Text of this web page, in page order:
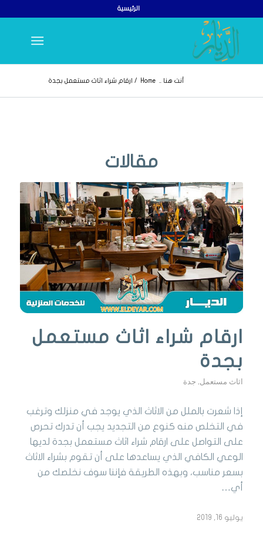
الرئيسية
أنت هنا .. Home
/ ارقام شراء اثاث مستعمل بجدة
مقالات
ارقام شراء اثاث مستعمل
بجدة
اثاث مستعمل, جدة
إذا شعرت بالملل من الاثاث الذي يوجد في منزلك وترغب
في التخلص منه كنوع من التجديد يجب أن تدرك تحرص
على التواصل على ارقام شراء اثاث مستعمل بجدة لديها
الوعي الكافي الذي يساعدها على أن تقوم بشراء الاثاث
بسعر مناسب، وبهذه الطريقة فإننا سوف نخلصك من
أي…
يوليو 16, 2019